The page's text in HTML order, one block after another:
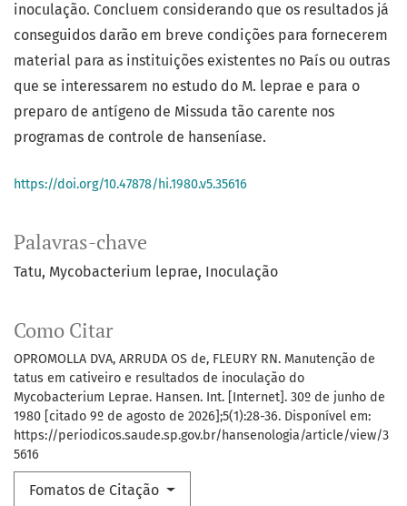
Palavras-chave
Tatu Mycobacterium leprae Inoculação
Como Citar
OPROMOLLA DVA, ARRUDA OS de, FLEURY RN. Manutenção de
tatus em cativeiro e resultados de inoculação do
Mycobacterium Leprae. Hansen. Int. [Internet]. 30º de junho de
1980 [citado 9º de agosto de 2026];5(1):28-36. Disponível em:
https://periodicos.saude.sp.gov.br/hansenologia/article/view/3
5616
Fomatos de Citação
inoculação. Concluem considerando que os resultados já
conseguidos darão em breve condições para fornecerem
material para as instituições existentes no País ou outras
que se interessarem no estudo do M. leprae e para o
preparo de antígeno de Missuda tão carente nos
programas de controle de hanseníase.
https://doi.org/10.47878/hi.1980.v5.35616